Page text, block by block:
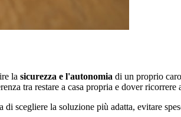
la sicurezza e l'autonomia di un proprio
tra restare a casa propria e dover ricorrere
scegliere la soluzione più adatta, evitare